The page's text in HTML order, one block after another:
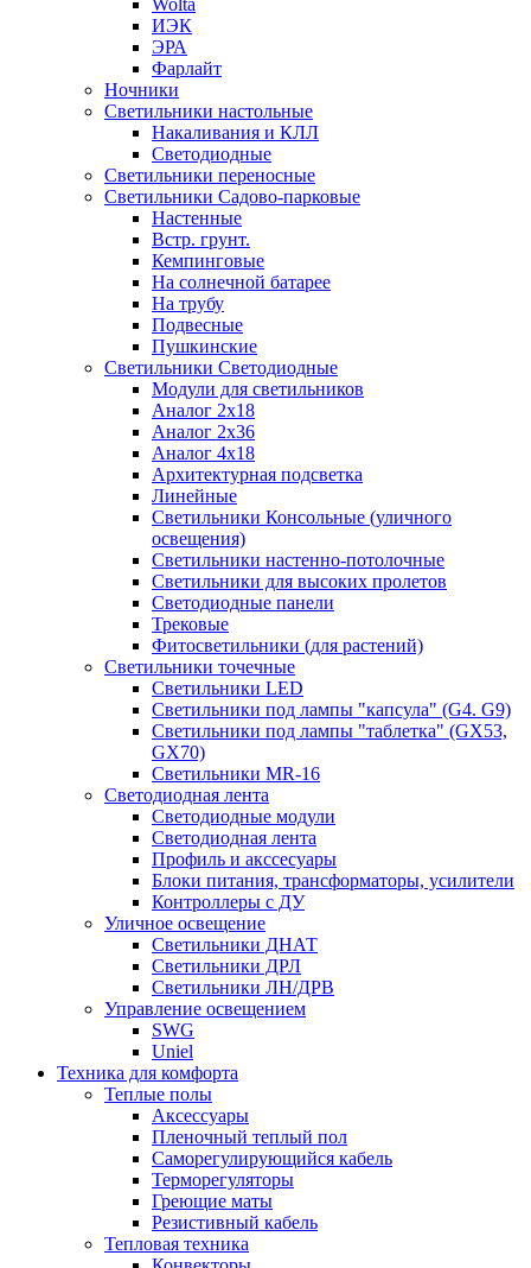
ИЭК
ЭРА
Фарлайт
Ночники
Светильники настольные
Накаливания и КЛЛ
Светодиодные
Светильники переносные
Светильники Садово-парковые
Настенные
Встр. грунт.
Кемпинговые
На солнечной батарее
На трубу
Подвесные
Пушкинские
Светильники Светодиодные
Модули для светильников
Аналог 2х18
Аналог 2х36
Аналог 4х18
Архитектурная подсветка
Линейные
Светильники Консольные (уличного
освещения)
Светильники настенно-потолочные
Светильники для высоких пролетов
Светодиодные панели
Трековые
Фитосветильники (для растений)
Светильники точечные
Светильники LED
Светильники под лампы "капсула" (G4. G9)
Светильники под лампы "таблетка" (GX53,
GX70)
Светильники MR-16
Светодиодная лента
Светодиодные модули
Светодиодная лента
Профиль и акссесуары
Блоки питания, трансформаторы, усилители
Контроллеры с ДУ
Уличное освещение
Светильники ДНАТ
Светильники ДРЛ
Светильники ЛН/ДРВ
Управление освещением
SWG
Uniel
Техника для комфорта
Теплые полы
Аксессуары
Пленочный теплый пол
Саморегулирующийся кабель
Терморегуляторы
Греющие маты
Резистивный кабель
Тепловая техника